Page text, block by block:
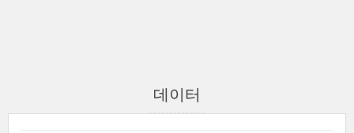
데이터